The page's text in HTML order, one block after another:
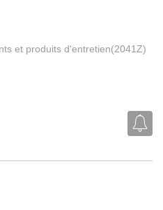
et produits d'entretien(2041Z)